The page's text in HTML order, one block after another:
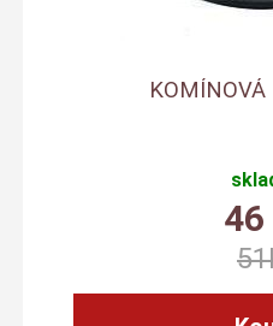
KOMÍNOVÁ
46
51